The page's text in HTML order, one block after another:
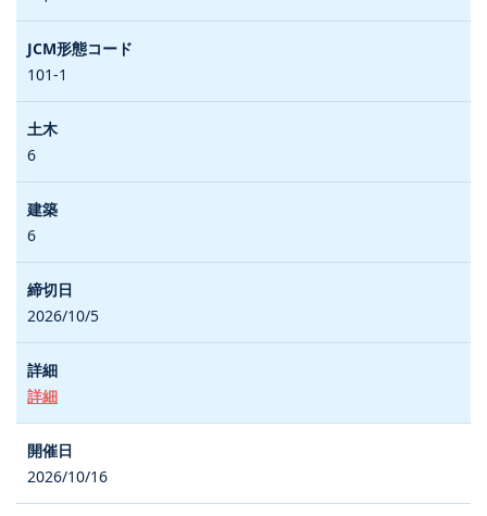
101-1
6
6
2026/10/5
詳細
2026/10/16